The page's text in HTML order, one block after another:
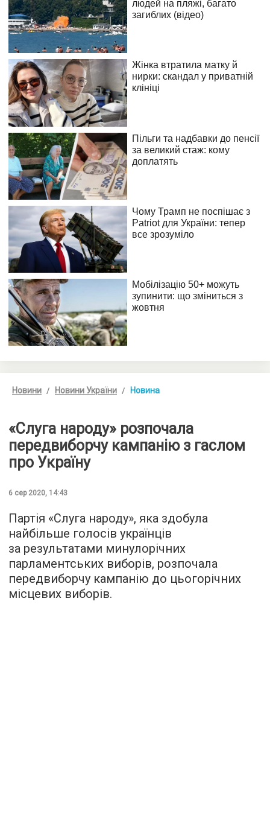
Новини Новини України Новина
«Слуга народу» розпочала
передвиборчу кампанію з гаслом
про Україну
6 сер 2020, 14:43
Партія «Слуга народу», яка здобула
найбільше голосів українців
за результатами минулорічних
парламентських виборів, розпочала
передвиборчу кампанію до цьогорічних
місцевих виборів.